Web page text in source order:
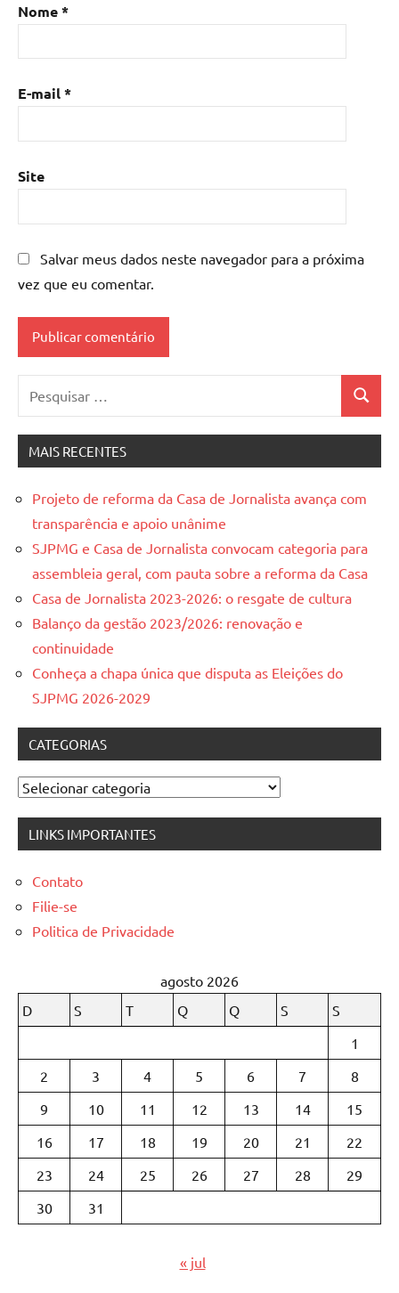
Nome*
E-mail*
Site
Salvar meus dados neste navegador para a próxima
vez que eu comentar.
MAIS RECENTES
Projeto de reforma da Casa de Jornalista avança com
transparência e apoio unânime
SJPMG e Casa de Jornalista convocam categoria para
assembleia geral, com pauta sobre a reforma da Casa
Casa de Jornalista 2023-2026: o resgate de cultura
Balanço da gestão 2023/2026: renovação e
continuidade
Conheça a chapa única que disputa as Eleições do
SJPMG 2026-2029
CATEGORIAS
Categorias
LINKS IMPORTANTES
Contato
Filie-se
Politica de Privacidade
agosto 2026
D
S T Q Q S
S
1
2
3 4 5 6 7
8
9
10 11 12 13 14
15
16
17 18 19 20 21
22
23
24 25 26 27 28
29
30
31
« jul